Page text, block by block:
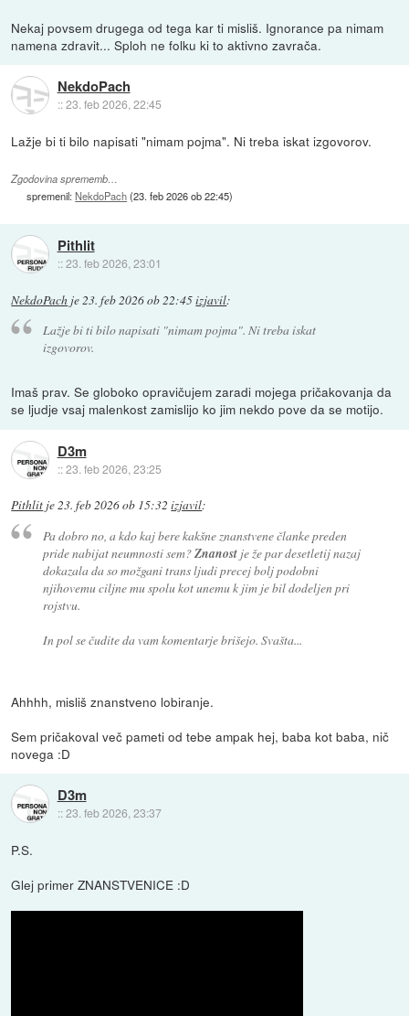
Nekaj povsem drugega od tega kar ti misliš. Ignorance pa nimam
namena zdravit... Sploh ne folku ki to aktivno zavrača.
NekdoPach
::23. feb 2026, 22:45
Lažje bi ti bilo napisati "nimam pojma". Ni treba iskat izgovorov.
Zgodovina sprememb…
spremenil:NekdoPach(23. feb 2026 ob 22:45)
Pithlit
::23. feb 2026, 23:01
NekdoPach je23. feb 2026 ob 22:45izjavil:
Lažje bi ti bilo napisati "nimam pojma". Ni treba iskat
izgovorov.
Imaš prav. Se globoko opravičujem zaradi mojega pričakovanja da
se ljudje vsaj malenkost zamislijo ko jim nekdo pove da se motijo.
D3m
::23. feb 2026, 23:25
Pithlit je23. feb 2026 ob 15:32 izjavil:
Pa dobro no, a kdo kaj bere kakšne znanstvene članke preden
pride nabijat neumnosti sem?Znanostje že par desetletij nazaj
dokazala da so možgani trans ljudi precej bolj podobni
njihovemu ciljne mu spolu kot unemu k jim je bil dodeljen pri
rojstvu.
In pol se čudite da vam komentarje brišejo. Svašta...
Ahhhh, misliš znanstveno lobiranje.
Sem pričakoval več pameti od tebe ampak hej, baba kot baba, nič
novega :D
D3m
::23. feb 2026, 23:37
P.S.
Glej primer ZNANSTVENICE :D